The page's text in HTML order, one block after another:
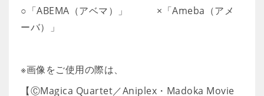
○「ABEMA（アベマ）」 ×「Ameba（アメ
ーバ）」
※画像をご使用の際は、
【ⒸMagica Quartet／Aniplex・Madoka Movie